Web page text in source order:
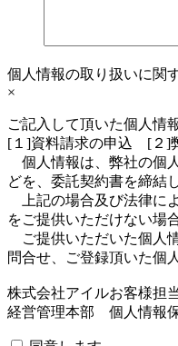
個人情報の取り扱いに関
×
ご記入して頂いた個人情
[１]資料請求の申込 [２]
個人情報は、弊社の個
どを、委託契約書を締結
上記の場合及び法律に
をご提供いただけない場
ご提供いただいた個人
問合せ、ご登録頂いた個
株式会社アイルお客様担
経営管理本部 個人情報